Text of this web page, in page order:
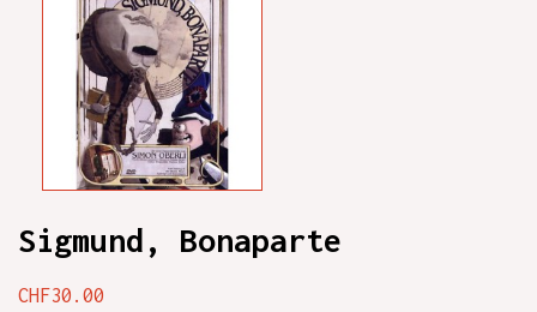
Sigmund, Bonaparte
CHF30.00